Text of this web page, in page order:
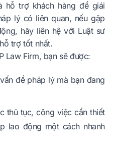
hỗ trợ khách hàng để giái
lý có liên quan, nếu gặp
hãy liên hệ với Luật sư
trợ tốt nhất.
Law Firm, bạn sẽ được:
đề pháp lý mà bạn đang
thủ tục, công việc cần thiết
lao động một cách nhanh